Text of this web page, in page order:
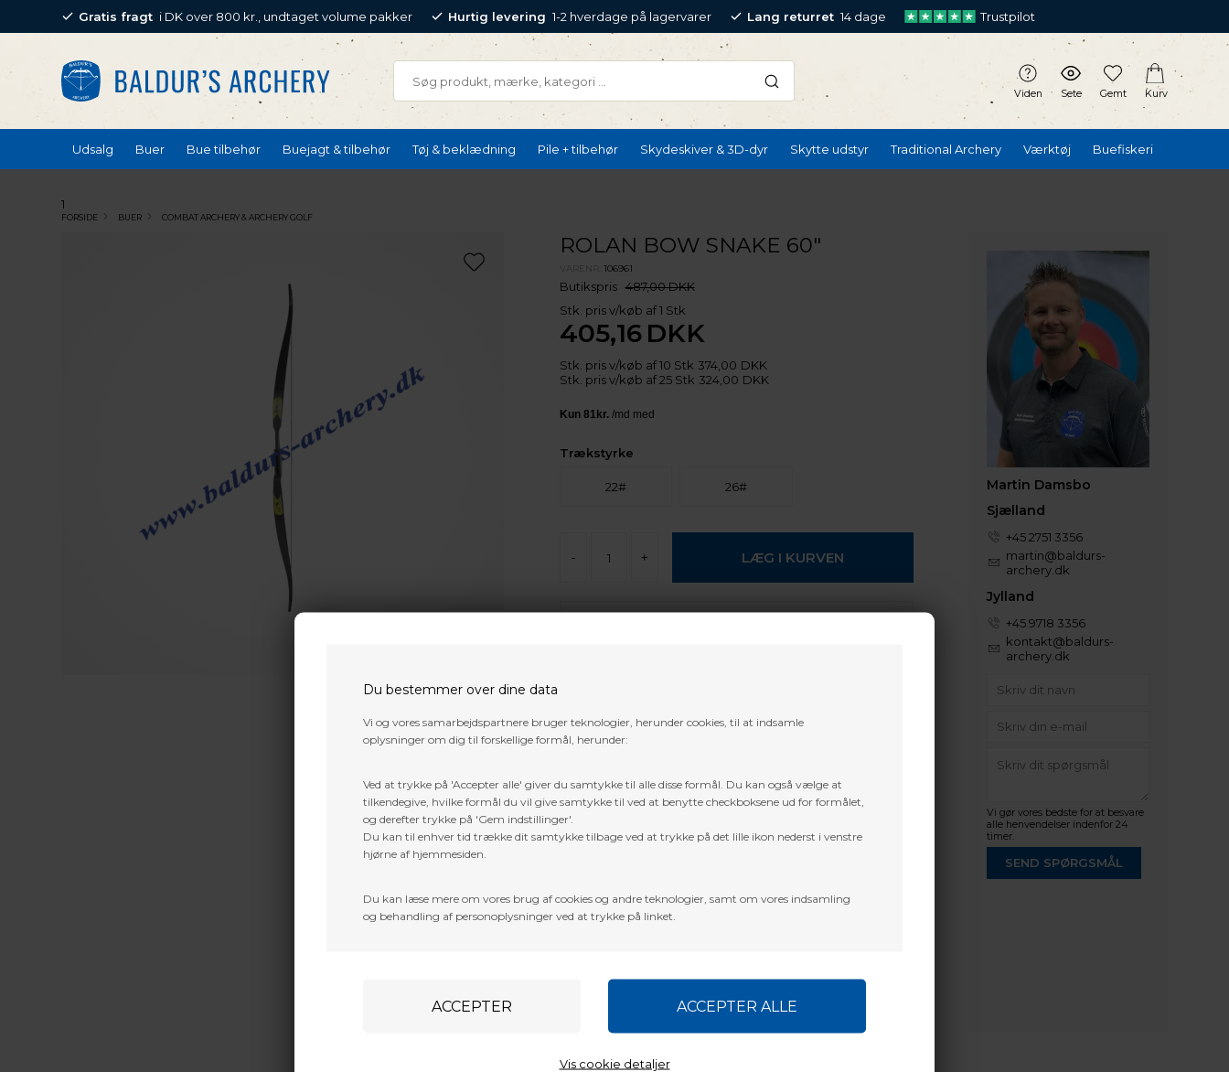
Du bestemmer over dine data
Vi og vores samarbejdspartnere bruger teknologier, herunder cookies, til at indsamle
oplysninger om dig til forskellige formål, herunder:
Ved at trykke på 'Accepter alle' giver du samtykke til alle disse formål. Du kan også vælge at
tilkendegive, hvilke formål du vil give samtykke til ved at benytte checkboksene ud for formålet,
og derefter trykke på 'Gem indstillinger'.
Du kan til enhver tid trække dit samtykke tilbage ved at trykke på det lille ikon nederst i venstre
hjørne af hjemmesiden.
Du kan læse mere om vores brug af cookies og andre teknologier, samt om vores indsamling
og behandling af personoplysninger ved at trykke på linket.
Vis cookie detaljer
Gratis fragt i DK over 800 kr., undtaget volume pakker Hurtig levering 1-2 hverdage på lagervarer Lang returret 14 dage Trustpilot
Viden Sete Gemt Kurv
Udsalg Buer Bue tilbehør Buejagt & tilbehør Tøj & beklædning Pile + tilbehør Skydeskiver & 3D-dyr Skytte udstyr Traditional Archery Værktøj Buefiskeri
1
FORSIDE BUER COMBAT ARCHERY & ARCHERY GOLF
ROLAN BOW SNAKE 60"
106961
Butikspris 487,00 DKK
Stk. pris v/køb af 1 Stk
405,16 DKK
Stk. pris v/køb af 10 Stk 374,00 DKK
Stk. pris v/køb af 25 Stk 324,00 DKK
Trækstyrke
22# 26#
- +
Recurve bow from Rolan. Popular choice for Larp and other
archery games.
Key features:
Polymer composite construction.
Perfect bow for beginners, recreation and clubs.
String included.
Martin Damsbo
Sjælland
+45 2751 3356
martin@baldurs-
archery.dk
Jylland
+45 9718 3356
kontakt@baldurs-
archery.dk
Vi gør vores bedste for at besvare
alle henvendelser indenfor 24
timer.
SEND SPØRGSMÅL